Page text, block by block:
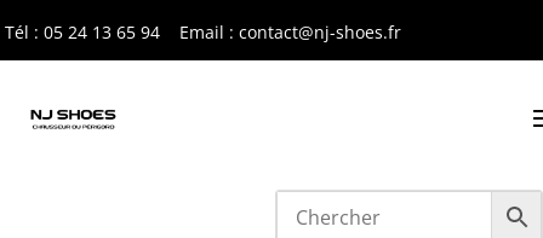
Tél : 05 24 13 65 94 Email : contact@nj-shoes.fr